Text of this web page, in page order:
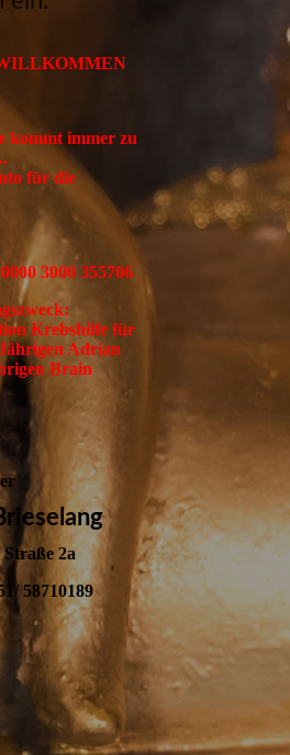
kommt immer zu
für die
3000 355706
Krebshilfe für
Adrian
Brain
Straße 2a
58710189